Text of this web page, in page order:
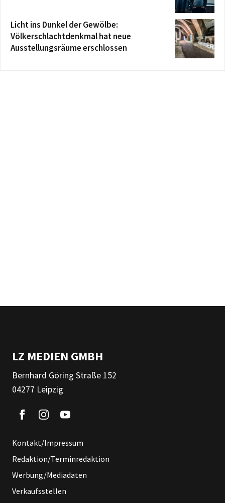
Licht ins Dunkel der Gewölbe:
Völkerschlachtdenkmal hat neue
Ausstellungsräume erschlossen
LZ MEDIEN GMBH
Bernhard Göring Straße 152
04277 Leipzig
Kontakt/Impressum
Redaktion/Terminredaktion
Werbung/Mediadaten
Verkaufsstellen